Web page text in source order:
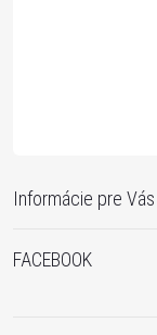
Informácie pre Vás
FACEBOOK